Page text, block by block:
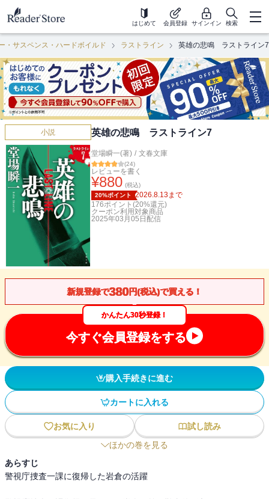
はじめて 会員登録 サインイン 検索
・サスペンス・ハードボイルド ラストライン 英雄の悲鳴 ラストライン7
小説 英雄の悲鳴 ラストライン7
堂場瞬一(著) / 文春文庫
(24)
レビューを書く
¥880 (税込)
20%ポイント
2026.8.13まで
176ポイント(20%還元)
クーポン利用対象商品
2025年03月05日 配信
新規登録で380円(税込)で買える！
かんたん30秒登録！
今すぐ会員登録をする
購入手続きに進む
カートに入れる
お気に入り
試し読み
ほかの巻を見る
あらすじ
警視庁捜査一課に復帰した岩倉の活躍